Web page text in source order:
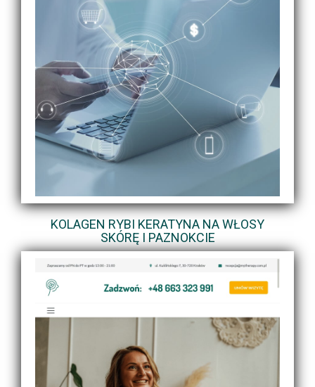
KOLAGEN RYBI KERATYNA NA WŁOSY
SKÓRĘ I PAZNOKCIE